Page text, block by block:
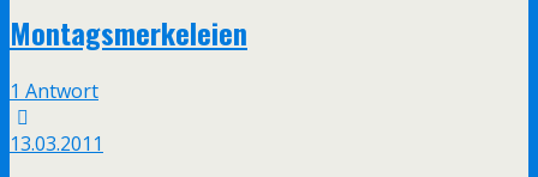
Montagsmerkeleien
1 Antwort
13.03.2011